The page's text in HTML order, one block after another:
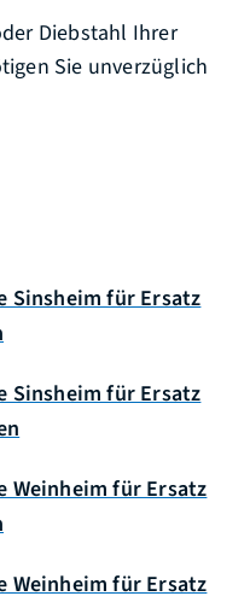
Diebstahl Ihrer
Sie unverzüglich
Sinsheim für Ersatz
Sinsheim für Ersatz
Weinheim für Ersatz
Weinheim für Ersatz